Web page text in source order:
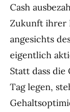
Cash
Zukunft ihrer
angesichts
eigentlich
Statt dass die
Tag legen,